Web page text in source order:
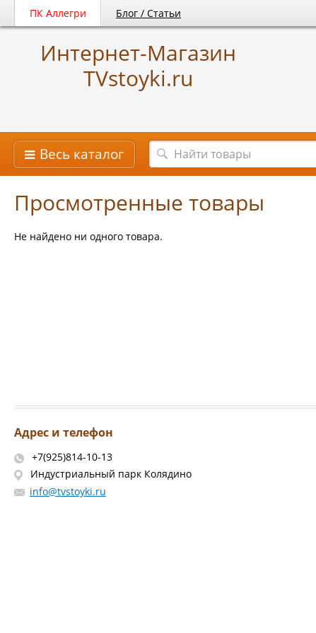
ПК Аллегри Блог / Статьи
Интернет-Магазин
TVstoyki.ru
Весь каталог
Просмотренные товары
Не найдено ни одного товара.
Адрес и телефон
+7(925)814-10-13
Индустриальный парк Колядино
info@tvstoyki.ru